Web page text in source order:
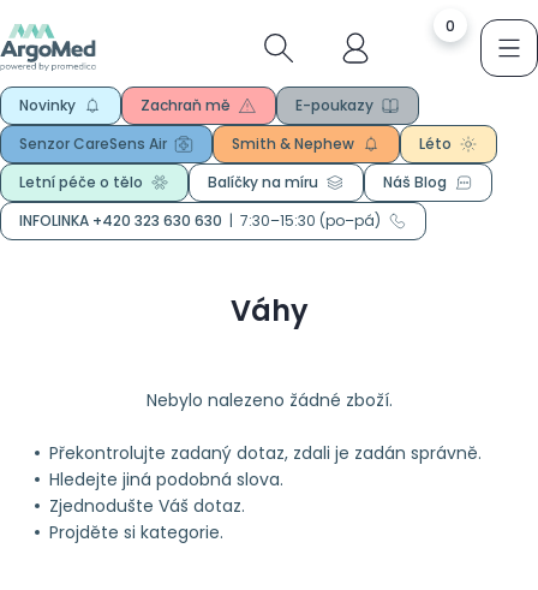
0
Novinky Zachraň mě
E-poukazy
Senzor CareSens Air
Smith & Nephew
Léto
Letní péče o tělo
Balíčky na míru
Náš Blog
INFOLINKA +420 323 630 630 | 7:30–15:30 (po–pá)
Váhy
Nebylo nalezeno žádné zboží.
Překontrolujte zadaný dotaz, zdali je zadán správně.
Hledejte jiná podobná slova.
Zjednodušte Váš dotaz.
Projděte si kategorie.